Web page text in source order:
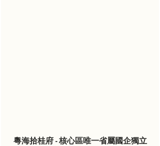
粵海拾桂府 - 核心區唯一省屬國企獨立